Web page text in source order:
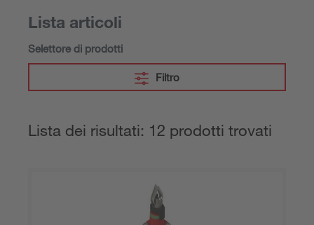
Lista articoli
Selettore di prodotti
Filtro
Lista dei risultati: 12 prodotti trovati